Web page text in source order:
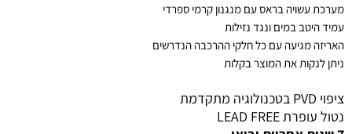
מערכת עשויה בראס עם מנגנון קרמי ספרדי
עמיד היטב במים ונגד נזילות
האריזה מגיעה עם כל חלקי ההרכבה הנדרשים
ניתן לנקות את המוצר בקלות
ציפוי PVD בטכנולוגיה מתקדמת
נטול עופרת LEAD FREE